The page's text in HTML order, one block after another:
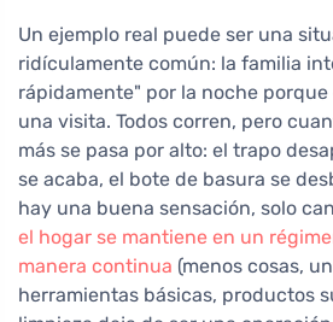
Un ejemplo real puede ser una
ridículamente común: la familia
rápidamente" por la noche
una visita. Todos corren, pero
más se pasa por alto: el trapo
se acaba, el bote de basura se
hay una buena sensación, solo
el hogar se mantiene en un
manera continua (menos cosas,
herramientas básicas, productos